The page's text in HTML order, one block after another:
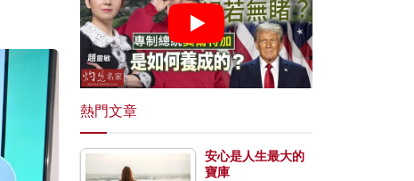
熱門文章
安心是人生最大的
寶庫